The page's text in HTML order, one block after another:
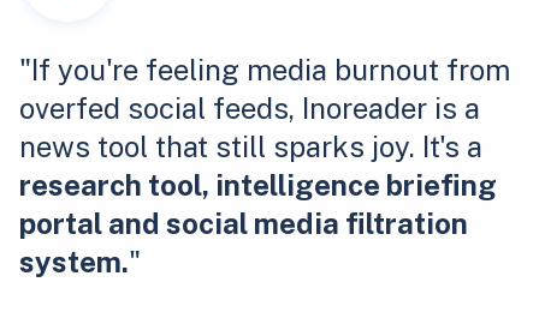
"If you're feeling media burnout from
overfed social feeds, Inoreader is a
news tool that still sparks joy. It's a
research tool, intelligence briefing
portal and social media filtration
system."